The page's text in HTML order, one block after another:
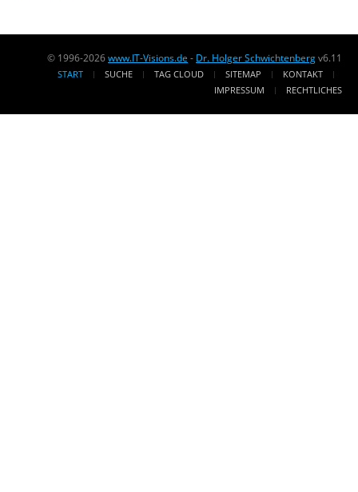
© 1996-2026www.IT-Visions.de - Dr. Holger Schwichtenbergv6.11
START SUCHE TAG CLOUD SITEMAP
KONTAKT
IMPRESSUM
RECHTLICHES